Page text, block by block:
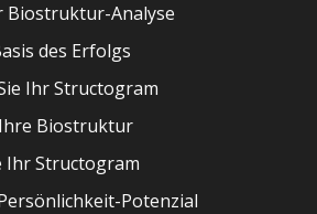
Biostruktur-Analyse
des Erfolgs
Ihr Structogram
Biostruktur
Ihr Structogram
Potenzial